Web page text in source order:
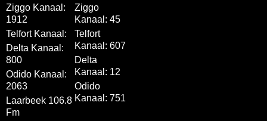
Ziggo Kanaal:
1912
Telfort Kanaal:
Delta Kanaal:
800
Odido Kanaal:
2063
Laarbeek 106.8
Fm
Ziggo
Kanaal: 45
Telfort
Kanaal: 607
Delta
Kanaal: 12
Odido
Kanaal: 751